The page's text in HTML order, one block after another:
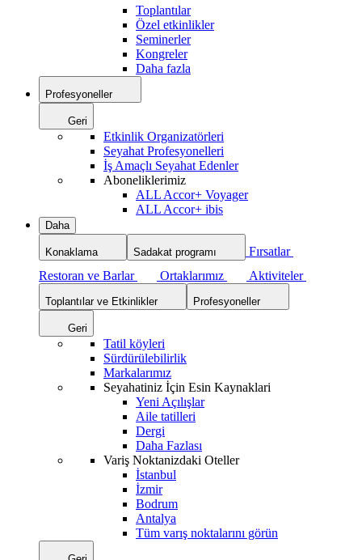
Toplantılar
Özel etkinlikler
Seminerler
Kongreler
Daha fazla
Profesyoneller
Geri
Etkinlik Organizatörleri
Seyahat Profesyonelleri
İş Amaçlı Seyahat Edenler
Aboneliklerimiz
ALL Accor+ Voyager
ALL Accor+ ibis
Daha
Konaklama Sadakat programı
Fırsatlar
Restoran ve Barlar
Ortaklarımız Aktiviteler
Toplantılar ve Etkinlikler Profesyoneller
Geri
Tatil köyleri
Sürdürülebilirlik
Markalarımız
Seyahatiniz İçin Esin Kaynaklari
Yeni Açılışlar
Aile tatilleri
Dergi
Daha Fazlası
Variş Noktanizdaki Oteller
İstanbul
İzmir
Bodrum
Antalya
Tüm varış noktalarını görün